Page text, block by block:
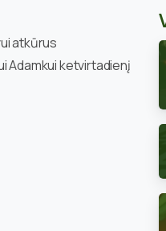
atkūrus
Adamkui ketvirtadienį